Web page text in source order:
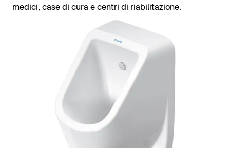
medici, case di cura e centri di riabilitazione.